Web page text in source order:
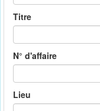
Titre
N° d'affaire
Lieu